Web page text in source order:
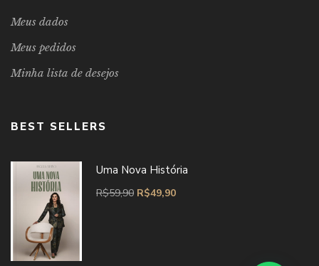
Meus dados
Meus pedidos
Minha lista de desejos
BEST SELLERS
Uma Nova História
R$59,90 R$49,90